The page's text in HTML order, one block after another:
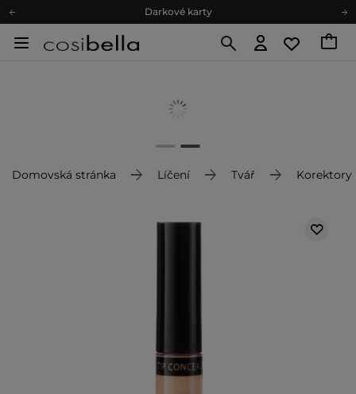
Darkové karty
Darkové karty
Domovská stránka Líčení Tvář Korektory